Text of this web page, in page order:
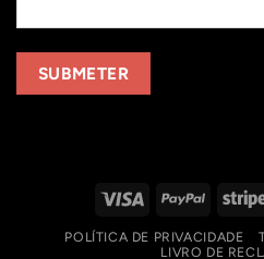
Visa PayPal
POLÍTICA DE PRIVACIDADE
LIVRO DE